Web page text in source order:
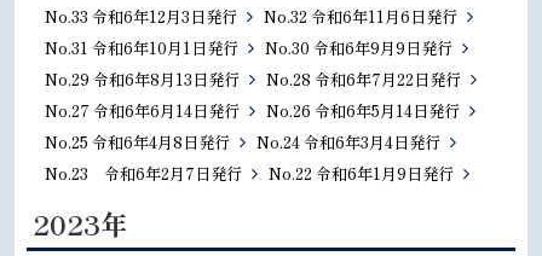
No.33 令和6年12月3日発行
No.32 令和6年11月6日発行
No.31 令和6年10月1日発行
No.30 令和6年9月9日発行
No.29 令和6年8月13日発行
No.28 令和6年7月22日発行
No.27 令和6年6月14日発行
No.26 令和6年5月14日発行
No.25 令和6年4月8日発行
No.24 令和6年3月4日発行
No.23 令和6年2月7日発行
No.22 令和6年1月9日発行
2023年